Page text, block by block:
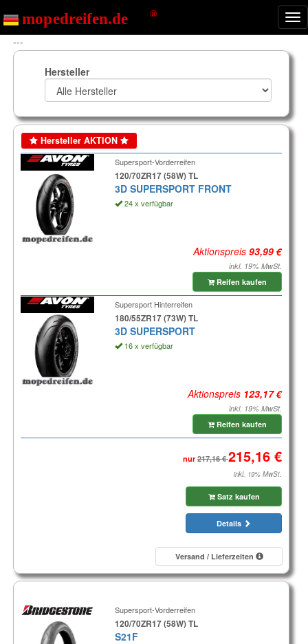
---
Hersteller
Hersteller AKTION
Supersport-Vorderreifen
120/70ZR17 (58W) TL
3D SUPERSPORT FRONT
24 x verfügbar
Aktionspreis
inkl. 19% MwSt.
Reifen kaufen
Supersport Hinterreifen
180/55ZR17 (73W) TL
3D SUPERSPORT
16 x verfügbar
Aktionspreis
inkl. 19% MwSt.
Reifen kaufen
nur
inkl. 19% MwSt.
Satz kaufen
Details
Versand / Lieferzeiten
Supersport-Vorderreifen
120/70ZR17 (58W) TL
S21F